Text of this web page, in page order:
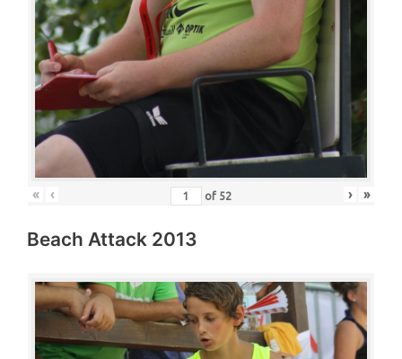
« ‹ of 52 › »
Beach Attack 2013